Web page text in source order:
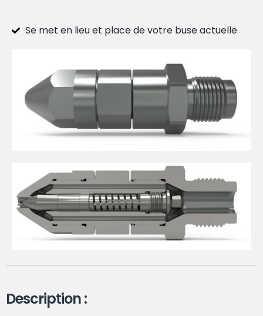
Se met en lieu et place de votre buse actuelle
Description :